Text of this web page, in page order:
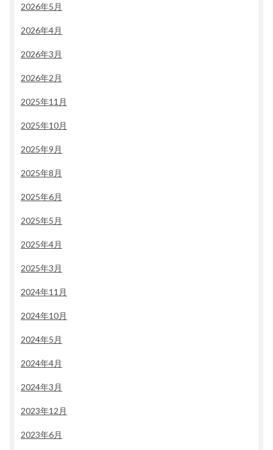
2026年5月
2026年4月
2026年3月
2026年2月
2025年11月
2025年10月
2025年9月
2025年8月
2025年6月
2025年5月
2025年4月
2025年3月
2024年11月
2024年10月
2024年5月
2024年4月
2024年3月
2023年12月
2023年6月